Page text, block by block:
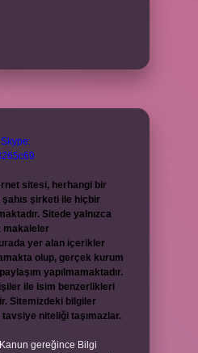
Skype:
sitesi, herhangi bir
şirketi ile hiçbir
Sitede yalnızca
makaleler
yer alan içerikler
olup, gerçek kurum
yapılmamaktadır.
ile isim benzerlikleri
Sitemizdeki bilgiler
niteliği taşımazlar.
gereğince Bilgi